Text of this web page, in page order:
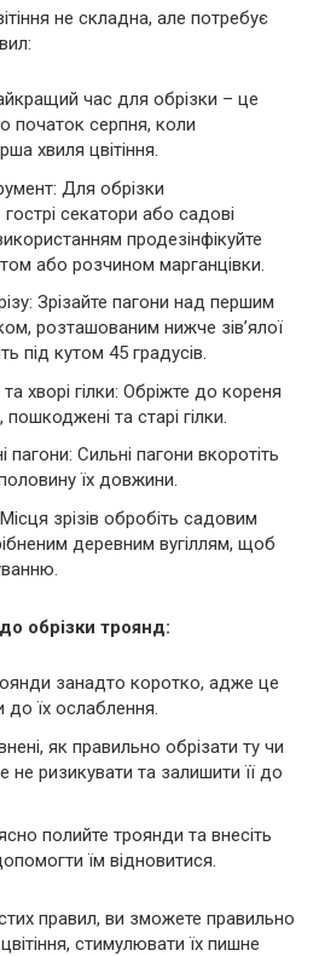
не складна, але потребує
час для обрізки – це
початок серпня, коли
хвиля цвітіння.
Для обрізки
секатори або садові
продезінфікуйте
або розчином марганцівки.
Зрізайте пагони над першим
розташованим нижче зів’ялої
під кутом 45 градусів.
хворі гілки: Обріжте до кореня
пошкоджені та старі гілки.
пагони: Сильні пагони вкоротіть
їх довжини.
зрізів обробіть садовим
деревним вугіллям, щоб
обрізки троянд:
занадто коротко, адже це
їх ослаблення.
як правильно обрізати ту чи
не ризикувати та залишити її до
полийте троянди та внесіть
їм відновитися.
правил, ви зможете правильно
стимулювати їх пишне